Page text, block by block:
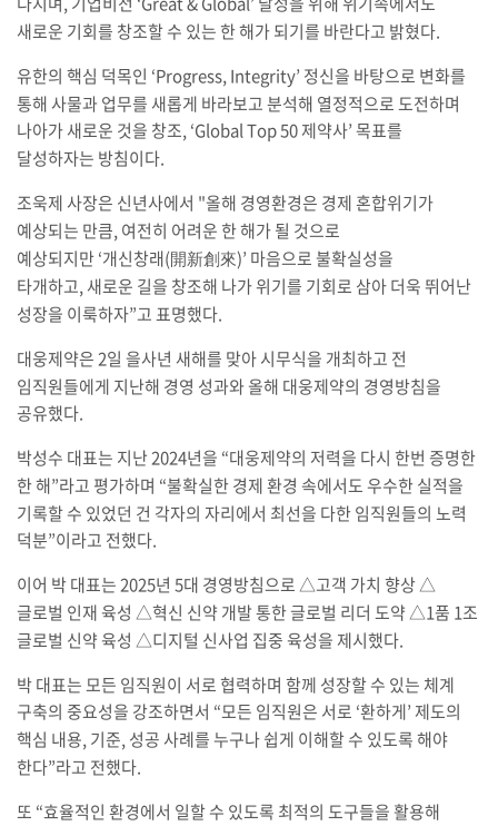
새로운 기회를 창조할 수 있는 한 해가 되기를 바란다고 밝혔다.
유한의 핵심 덕목인 ‘Progress, Integrity’정신을 바탕으로 변화를
통해 사물과 업무를 새롭게 바라보고 분석해 열정적으로 도전하며
나아가 새로운 것을 창조, ‘Global Top 50제약사’목표를
달성하자는 방침이다.
조욱제 사장은 신년사에서 "올해 경영환경은 경제 혼합위기가
예상되는 만큼, 여전히 어려운 한 해가 될 것으로
예상되지만‘개신창래(開新創來)’마음으로 불확실성을
타개하고, 새로운 길을 창조해 나가 위기를 기회로 삼아 더욱 뛰어난
성장을 이룩하자”고 표명했다.
대웅제약은2일 을사년 새해를 맞아 시무식을 개최하고 전
임직원들에게 지난해 경영 성과와 올해 대웅제약의 경영방침을
공유했다.
박성수 대표는 지난2024년을 “대웅제약의 저력을 다시 한번 증명한
한 해”라고 평가하며 “불확실한 경제 환경 속에서도 우수한 실적을
기록할 수 있었던 건 각자의 자리에서 최선을 다한 임직원들의 노력
덕분”이라고 전했다.
이어 박 대표는2025년 5대 경영방침으로 △고객 가치 향상△
글로벌 인재 육성 △혁신 신약 개발 통한 글로벌 리더 도약△1품 1조
글로벌 신약 육성 △디지털 신사업 집중 육성을 제시했다.
박 대표는 모든 임직원이 서로 협력하며 함께 성장할 수 있는 체계
구축의 중요성을 강조하면서 “모든 임직원은 서로 ‘환하게’제도의
핵심 내용, 기준, 성공 사례를 누구나 쉽게 이해할 수 있도록 해야
한다”라고 전했다.
또 “효율적인 환경에서 일할 수 있도록 최적의 도구들을 활용해